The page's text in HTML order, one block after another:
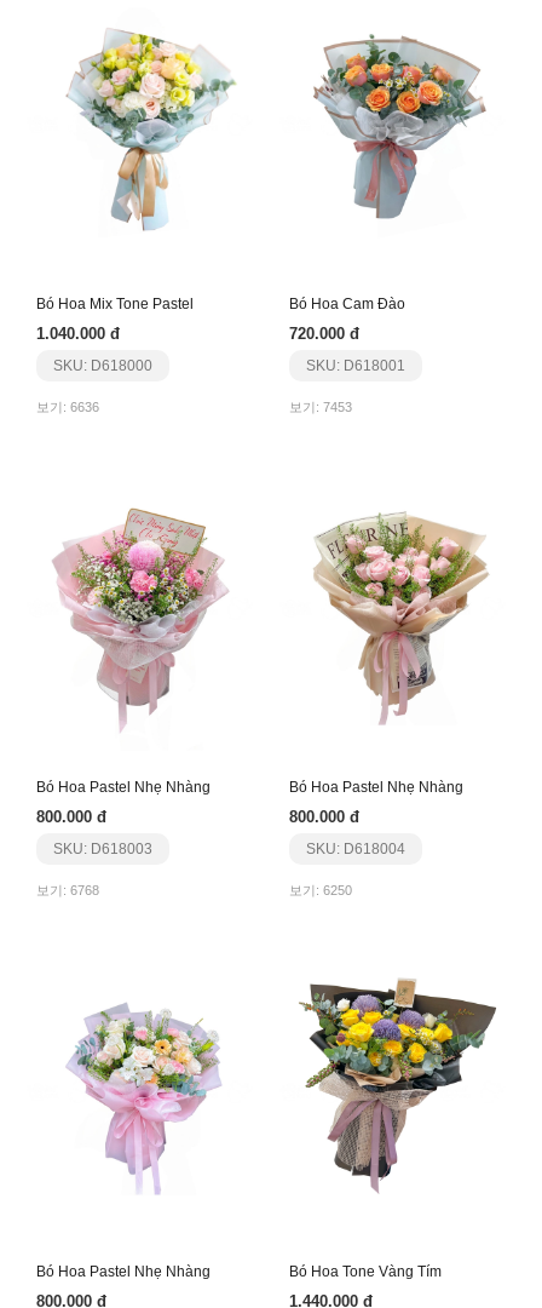
Bó Hoa Mix Tone Pastel
1.040.000 đ
SKU: D618000
보기: 6636
Bó Hoa Cam Đào
720.000 đ
SKU: D618001
보기: 7453
Bó Hoa Pastel Nhẹ Nhàng
800.000 đ
SKU: D618003
보기: 6768
Bó Hoa Pastel Nhẹ Nhàng
800.000 đ
SKU: D618004
보기: 6250
Bó Hoa Pastel Nhẹ Nhàng
800.000 đ
Bó Hoa Tone Vàng Tím
1.440.000 đ